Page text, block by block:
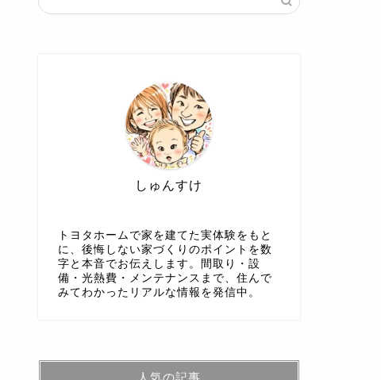
しゅんすけ
トヨタホームで家を建てた実体験をもと
に、後悔しない家づくりのポイントを数
字と本音でお伝えします。間取り・設
備・光熱費・メンテナンスまで、住んで
みてわかったリアルな情報を発信中。